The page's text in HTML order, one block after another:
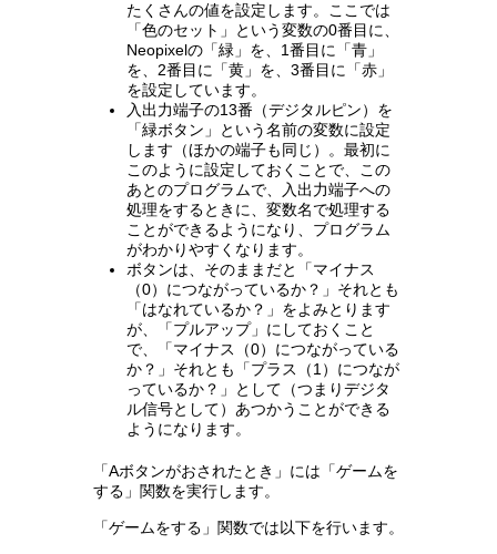
たくさんの値を設定します。ここでは
「色のセット」という変数の0番目に、
Neopixelの「緑」を、1番目に「青」
を、2番目に「黄」を、3番目に「赤」
を設定しています。
入出力端子の13番（デジタルピン）を
「緑ボタン」という名前の変数に設定
します（ほかの端子も同じ）。最初に
このように設定しておくことで、この
あとのプログラムで、入出力端子への
処理をするときに、変数名で処理する
ことができるようになり、プログラム
がわかりやすくなります。
ボタンは、そのままだと「マイナス
（0）につながっているか？」それとも
「はなれているか？」をよみとります
が、「プルアップ」にしておくこと
で、「マイナス（0）につながっている
か？」それとも「プラス（1）につなが
っているか？」として（つまりデジタ
ル信号として）あつかうことができる
ようになります。
「Aボタンがおされたとき」には「ゲームを
する」関数を実行します。
「ゲームをする」関数では以下を行います。